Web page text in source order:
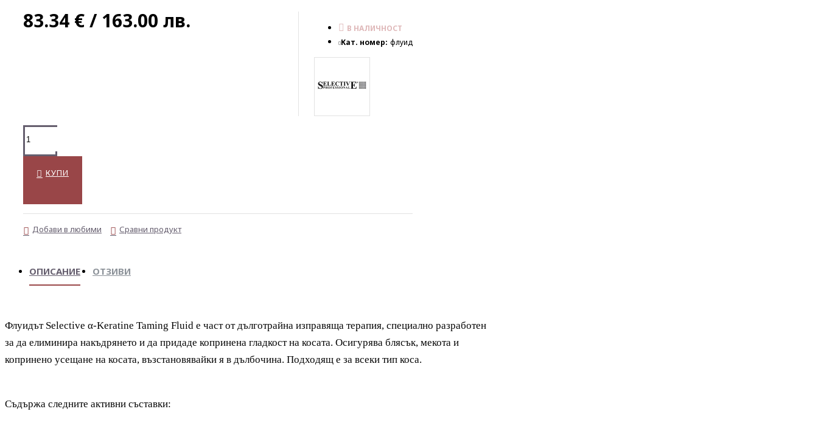
83.34 € / 163.00 лв.
В НАЛИЧНОСТ
Кат. номер: флуид
КУПИ
Добави в любими Сравни продукт
ОПИСАНИЕ ОТЗИВИ
Флуидът Selective α-Keratine Taming Fluid е част от дълготрайна изправяща терапия, специално разработен
за да елиминира накъдрянето и да придаде копринена гладкост на косата. Осигурява блясък, мекота и
копринено усещане на косата, възстановявайки я в дълбочина. Подходящ е за всеки тип коса.
Съдържа следните активни съставки: